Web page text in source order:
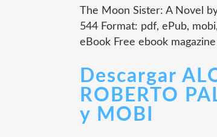
The Moon Sister: A Novel
544 Format: pdf, ePub,
eBook Free ebook
Descargar
ROBERTO
y MOBI